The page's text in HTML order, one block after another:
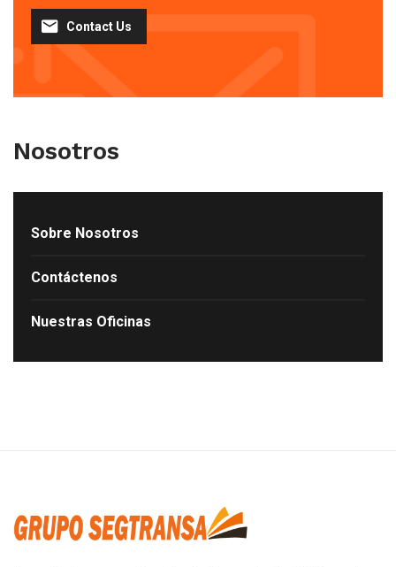
Contact Us
Nosotros
Sobre Nosotros
Contáctenos
Nuestras Oficinas